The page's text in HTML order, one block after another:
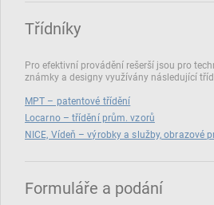
Třídníky
Pro efektivní provádění rešerší jsou pro
známky a designy využívány následující
MPT – patentové třídění
Locarno – třídění prům. vzorů
NICE, Vídeň – výrobky a služby, obrazové
Formuláře a podání